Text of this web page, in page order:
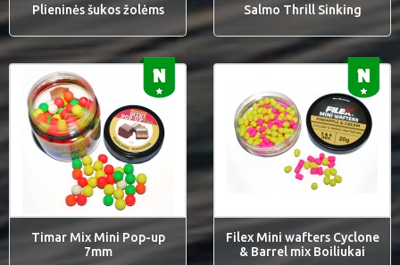
Plieninės šukos žolėms Salmo Thrill Sinking
Timar Mix Mini Pop-up
7mm
Filex Mini wafters Cyclone
& Barrel mix Boiliukai